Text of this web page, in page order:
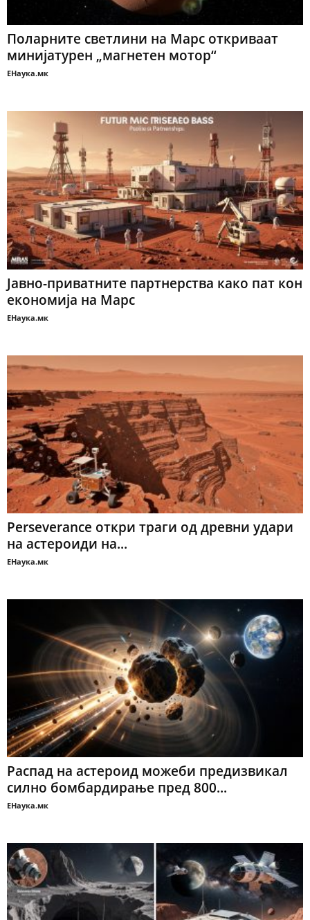
Поларните светлини на Марс откриваат
минијатурен „магнетен мотор“
ЕНаука.мк
Јавно-приватните партнерства како пат кон
економија на Марс
ЕНаука.мк
Perseverance откри траги од древни удари
на астероиди на...
ЕНаука.мк
Распад на астероид можеби предизвикал
силно бомбардирање пред 800...
ЕНаука.мк